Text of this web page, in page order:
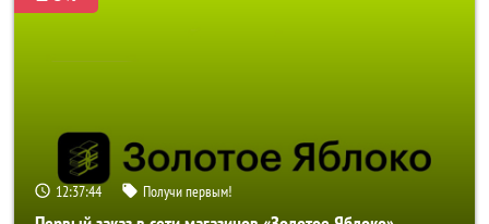
12:37:43 Получи первым!